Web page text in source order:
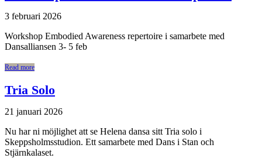
3 februari 2026
Workshop Embodied Awareness repertoire i samarbete med
Dansalliansen 3- 5 feb
Read more
Tria Solo
21 januari 2026
Nu har ni möjlighet att se Helena dansa sitt Tria solo i
Skeppsholmsstudion. Ett samarbete med Dans i Stan och
Stjärnkalaset.